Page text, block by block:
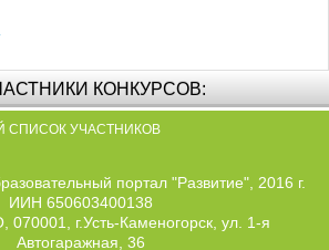
КОНКУРСОВ:
СПИСОК УЧАСТНИКОВ
портал "Развитие", 2016 г.
ИИН 650603400138
070001, г.Усть-Каменогорск, ул. 1-я
Автогаражная, 36